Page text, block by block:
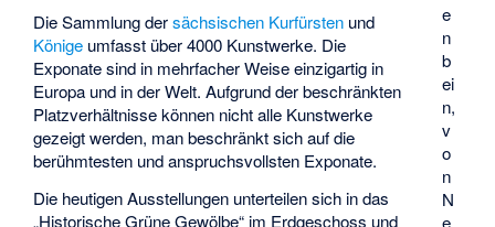
e
n
b
ei
n,
v
o
n
N
Die Sammlung dersächsischen Kurfürsten und
Könige umfasst über 4000 Kunstwerke. Die
Exponate sind in mehrfacher Weise einzigartig in
Europa und in der Welt. Aufgrund der beschränkten
Platzverhältnisse können nicht alle Kunstwerke
gezeigt werden, man beschränkt sich auf die
berühmtesten und anspruchsvollsten Exponate.
Die heutigen Ausstellungen unterteilen sich in das
„Historische Grüne Gewölbe“ im Erdgeschoss und